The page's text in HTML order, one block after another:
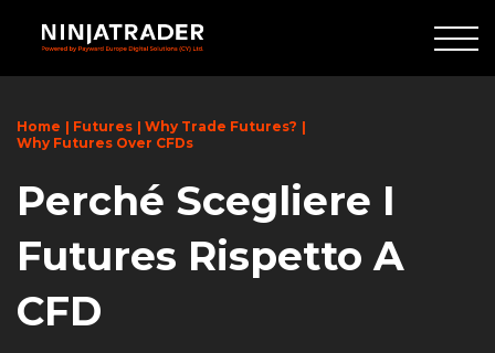
Main
Home Futures
Why Trade Futures?
Why Futures Over CFDs
Perché Scegliere I
Futures Rispetto A
CFD